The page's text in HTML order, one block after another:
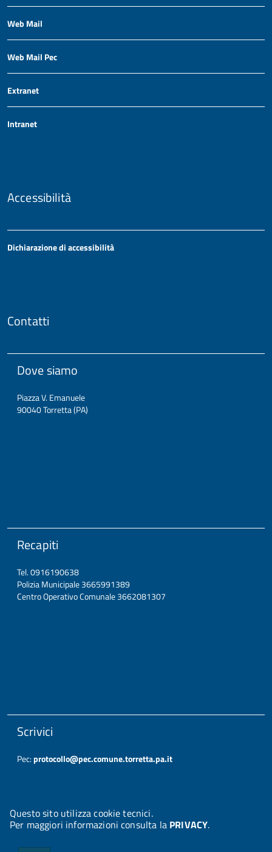
Questo sito utilizza cookie tecnici.
Per maggiori informazioni consulta la PRIVACY.
Web Mail
Web Mail Pec
Extranet
Intranet
Accessibilità
Dichiarazione di accessibilità
Contatti
Dove siamo
Piazza V. Emanuele
90040 Torretta (PA)
Recapiti
Tel. 0916190638
Polizia Municipale 3665991389
Centro Operativo Comunale 3662081307
Scrivici
Pec:protocollo@pec.comune.torretta.pa.it